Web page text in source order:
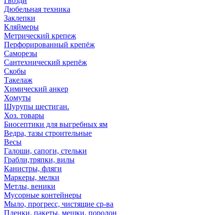
Дюбельная техника
Заклепки
Кляймеры
Метрический крепеж
Перфорированный крепёж
Саморезы
Сантехнический крепёж
Скобы
Такелаж
Химический анкер
Хомуты
Шурупы шестиган.
Хоз. товары
Биосептики для выгребных ям
Ведра, тазы строительные
Весы
Галоши, сапоги, стельки
Грабли,тряпки, вилы
Канистры, фляги
Маркеры, мелки
Метлы, веники
Мусорные контейнеры
Мыло, прогресс, чистящие ср-ва
Пленки, пакеты, мешки, поролон